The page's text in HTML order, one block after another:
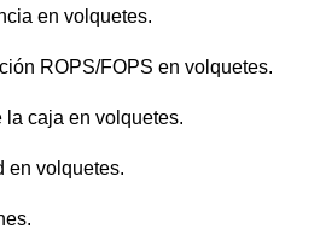
en volquetes.
ROPS/FOPS en volquetes.
la caja en volquetes.
en volquetes.